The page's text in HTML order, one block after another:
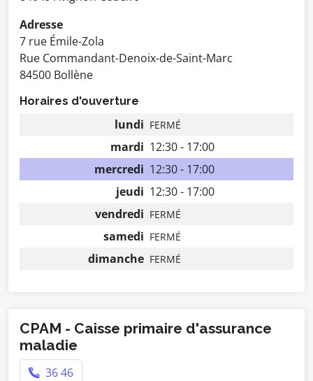
Adresse
7 rue Émile-Zola
Rue Commandant-Denoix-de-Saint-Marc
84500 Bollène
Horaires d'ouverture
lundi FERMÉ
mardi 12:30 - 17:00
mercredi 12:30 - 17:00
jeudi 12:30 - 17:00
vendredi FERMÉ
samedi FERMÉ
dimanche FERMÉ
CPAM - Caisse primaire d'assurance
maladie
36 46